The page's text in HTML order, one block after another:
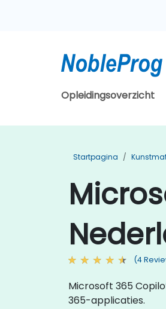
Opleidingsoverzicht
Startpagina
(4
Microsoft 365
365-applicaties.